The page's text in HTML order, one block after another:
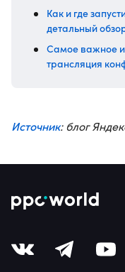
Как и где
детальный
Самое важное
трансляция
Источник: блог